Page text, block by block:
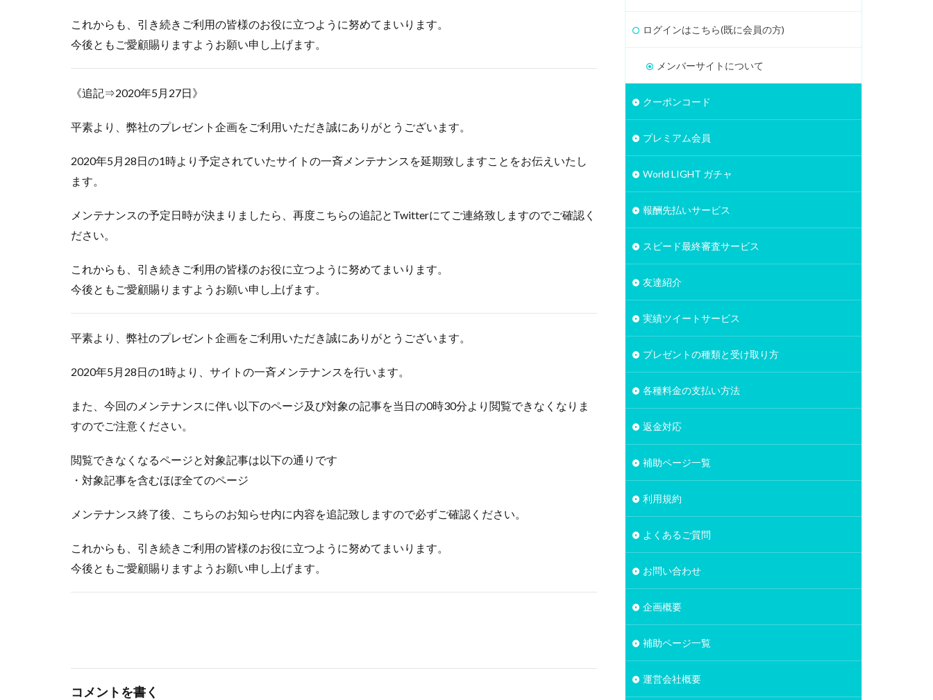
これからも、引き続きご利用の皆様のお役に立つように努めてまいります。
今後ともご愛顧賜りますようお願い申し上げます。
《追記⇒2020年5月27日》
平素より、弊社のプレゼント企画をご利用いただき誠にありがとうございます。
2020年5月28日の1時より予定されていたサイトの一斉メンテナンスを延期致しますことをお伝えいたし
ます。
メンテナンスの予定日時が決まりましたら、再度こちらの追記とTwitterにてご連絡致しますのでご確認く
ださい。
これからも、引き続きご利用の皆様のお役に立つように努めてまいります。
今後ともご愛顧賜りますようお願い申し上げます。
平素より、弊社のプレゼント企画をご利用いただき誠にありがとうございます。
2020年5月28日の1時より、サイトの一斉メンテナンスを行います。
また、今回のメンテナンスに伴い以下のページ及び対象の記事を当日の0時30分より閲覧できなくなりま
すのでご注意ください。
閲覧できなくなるページと対象記事は以下の通りです
・対象記事を含むほぼ全てのページ
メンテナンス終了後、こちらのお知らせ内に内容を追記致しますので必ずご確認ください。
これからも、引き続きご利用の皆様のお役に立つように努めてまいります。
今後ともご愛顧賜りますようお願い申し上げます。
コメントを書く
ログインはこちら(既に会員の方)
メンバーサイトについて
クーポンコード
プレミアム会員
World LIGHT ガチャ
報酬先払いサービス
スピード最終審査サービス
友達紹介
実績ツイートサービス
プレゼントの種類と受け取り方
各種料金の支払い方法
返金対応
補助ページ一覧
利用規約
よくあるご質問
お問い合わせ
企画概要
補助ページ一覧
運営会社概要